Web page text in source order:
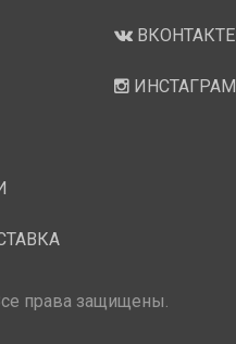
ВКОНТАКТЕ
ИНСТАГРАМ
права защищены.